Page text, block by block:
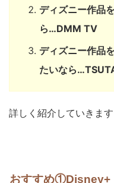
ディズニー作品
ら…DMM TV
ディズニー作品
たいなら
詳しく紹介していきま
おすすめ①Disney+